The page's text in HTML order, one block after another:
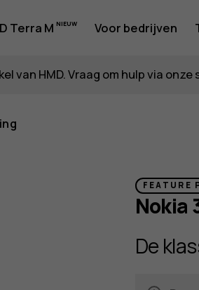
Terra M Voor bedrijven
van HMD. Vraag om hulp via
FEATURE
Nokia
De